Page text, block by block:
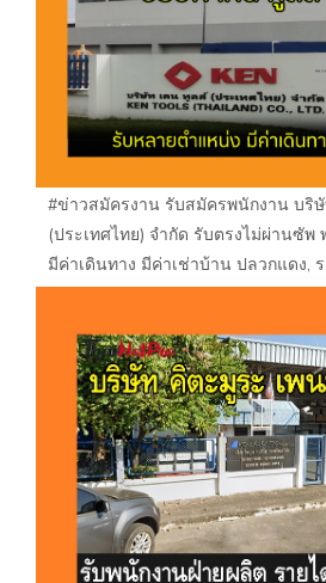
#ข่าวสมัครงาน รับสมัครพนักงาน บริ
(ประเทศไทย) จำกัด รับตรงไม่ผ่านซั
มีค่าเดินทาง มีค่าเช่าบ้าน ปลวกแดง, ร